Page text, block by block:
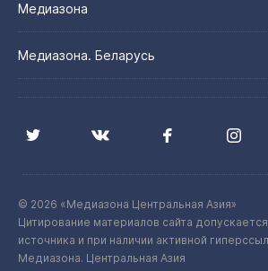
Медиазона
Медиазона. Беларусь
© 2026 «Медиазона Центральная Азия»
Цитирование материалов сайта
источника и при наличии активной
Медиазона. Центральная Азия